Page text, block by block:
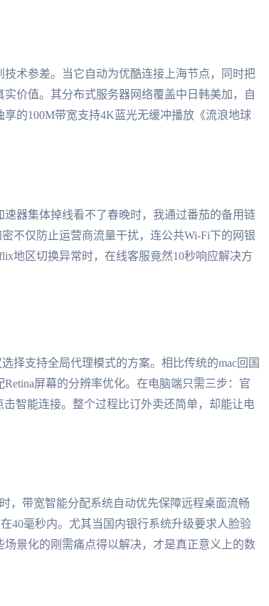
术参差。当它自动为优酷连接上海节点，同时把
价值。其分布式服务器网络覆盖中日韩美加，自
的100M带宽支持4K蓝光无缓冲播放《流浪地球
器集体掉线看不了春晚时，我通过番茄的备用链
不仅防止运营商流量干扰，连公共Wi-Fi下的网银
地区切换异常时，在线客服竟然10秒响应解决方
择支持全局代理模式的方案。相比传统的mac回国
屏幕的分辨率优化。在电脑端只需三步：官
智能连接。整个过程比订外卖还简单，却能让电
，带宽智能分配系统自动优先保障远程桌面流畅
40毫秒内。尤其当国内银行系统升级要求人脸验
景化的刚需痛点得以解决，才是真正意义上的数